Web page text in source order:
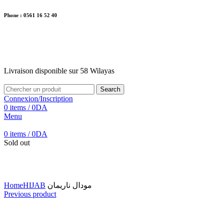
Phone : 0561 16 52 40
Livraison disponible sur 58 Wilayas
Search
Connexion/Inscription
0 items / 0DA
Menu
0 items / 0DA
Sold out
HomeHIJAB مودال ناريمان
Previous product